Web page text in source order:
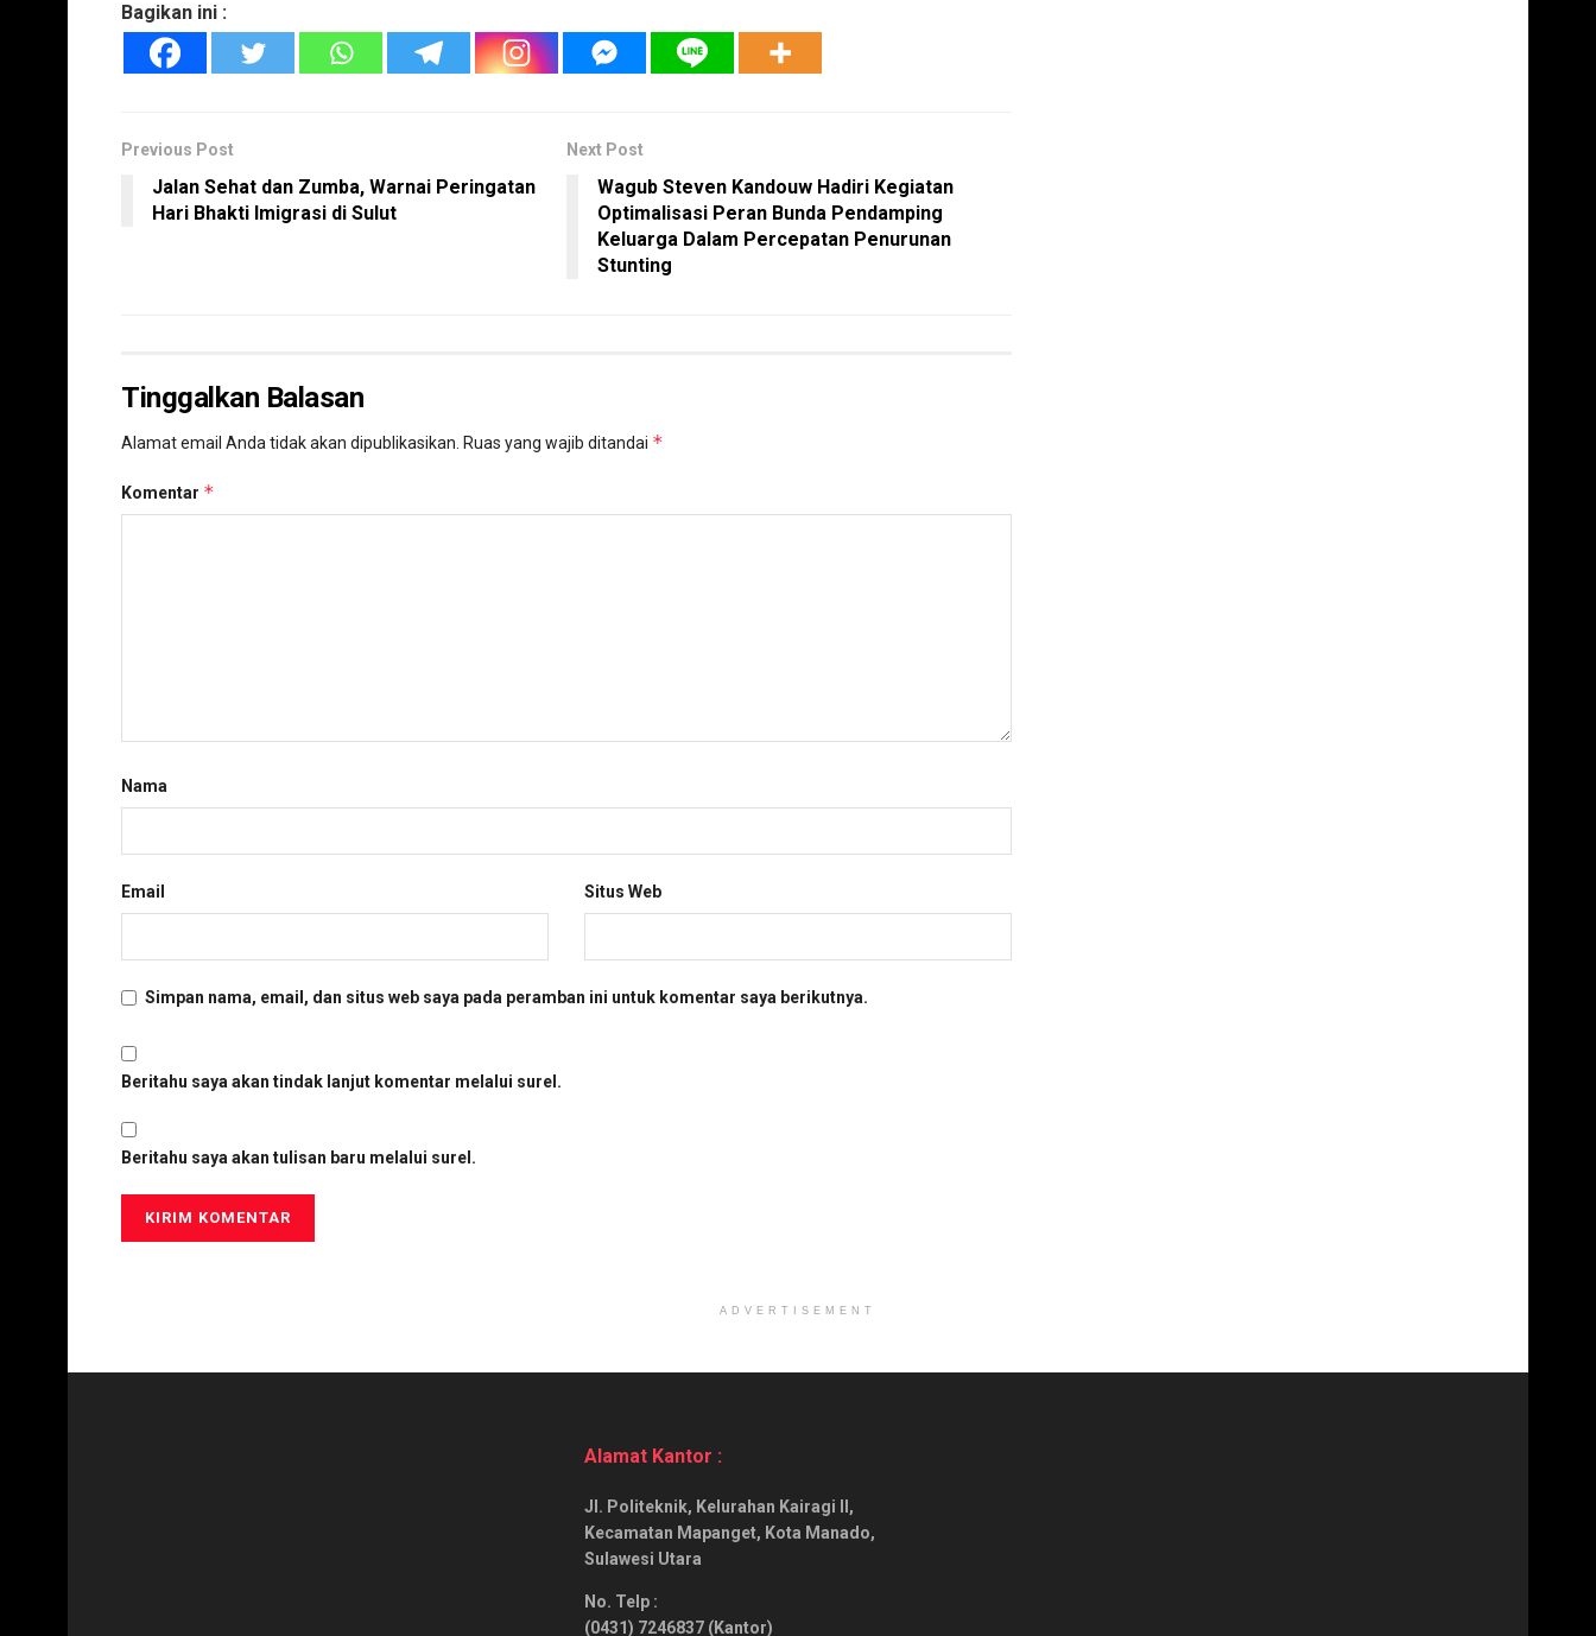
Bagikan ini :
Previous Post
Jalan Sehat dan Zumba, Warnai Peringatan
Hari Bhakti Imigrasi di Sulut
Next Post
Wagub Steven Kandouw Hadiri Kegiatan
Optimalisasi Peran Bunda Pendamping
Keluarga Dalam Percepatan Penurunan
Stunting
Tinggalkan Balasan
Alamat email Anda tidak akan dipublikasikan. Ruas yang wajib ditandai *
Komentar *
Nama
Email Situs Web
Simpan nama, email, dan situs web saya pada peramban ini untuk komentar saya berikutnya.
Beritahu saya akan tindak lanjut komentar melalui surel.
Beritahu saya akan tulisan baru melalui surel.
ADVERTISEMENT
Alamat Kantor :
Jl. Politeknik, Kelurahan Kairagi II,
Kecamatan Mapanget, Kota Manado,
Sulawesi Utara
No. Telp :
(0431) 7246837 (Kantor)